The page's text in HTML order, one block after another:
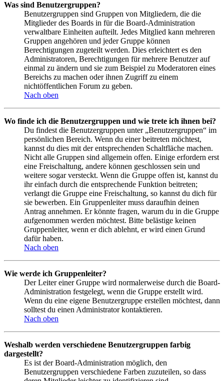
Was sind Benutzergruppen?
Benutzergruppen sind Gruppen von Mitgliedern, die die
Mitglieder des Boards in für die Board-Administration
verwaltbare Einheiten aufteilt. Jedes Mitglied kann mehreren
Gruppen angehören und jeder Gruppe können
Berechtigungen zugeteilt werden. Dies erleichtert es den
Administratoren, Berechtigungen für mehrere Benutzer auf
einmal zu ändern und sie zum Beispiel zu Moderatoren eines
Bereichs zu machen oder ihnen Zugriff zu einem
nichtöffentlichen Forum zu geben.
Nach oben
Wo finde ich die Benutzergruppen und wie trete ich ihnen bei?
Du findest die Benutzergruppen unter „Benutzergruppen“ im
persönlichen Bereich. Wenn du einer beitreten möchtest,
kannst du dies mit der entsprechenden Schaltfläche machen.
Nicht alle Gruppen sind allgemein offen. Einige erfordern erst
eine Freischaltung, andere können geschlossen sein und
weitere sogar versteckt. Wenn die Gruppe offen ist, kannst du
ihr einfach durch die entsprechende Funktion beitreten;
verlangt die Gruppe eine Freischaltung, so kannst du dich für
sie bewerben. Ein Gruppenleiter muss daraufhin deinen
Antrag annehmen. Er könnte fragen, warum du in die Gruppe
aufgenommen werden möchtest. Bitte belästige keinen
Gruppenleiter, wenn er dich ablehnt, er wird einen Grund
dafür haben.
Nach oben
Wie werde ich Gruppenleiter?
Der Leiter einer Gruppe wird normalerweise durch die Board-
Administration festgelegt, wenn die Gruppe erstellt wird.
Wenn du eine eigene Benutzergruppe erstellen möchtest, dann
solltest du einen Administrator kontaktieren.
Nach oben
Weshalb werden verschiedene Benutzergruppen farbig
dargestellt?
Es ist der Board-Administration möglich, den
Benutzergruppen verschiedene Farben zuzuteilen, so dass